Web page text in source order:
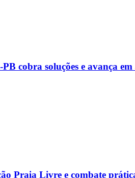
cobra soluções e avança
Praia Livre e combate